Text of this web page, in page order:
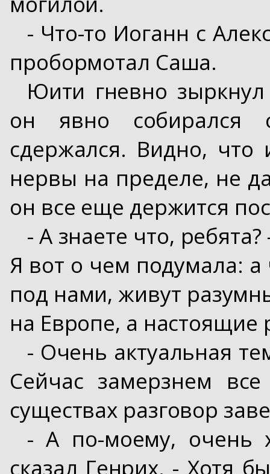
- Что-то Иоганн с
пробормотал Саша.
Юити гневно
он явно собирался
сдержался. Видно, что
нервы на пределе, не
он все еще держится
- А знаете что,
Я вот о чем подумала: а
под нами, живут
на Европе, а настоящие
- Очень актуальная
Сейчас замерзнем
существах разговор
- А по-моему, очень
сказал Генрих. - Хотя